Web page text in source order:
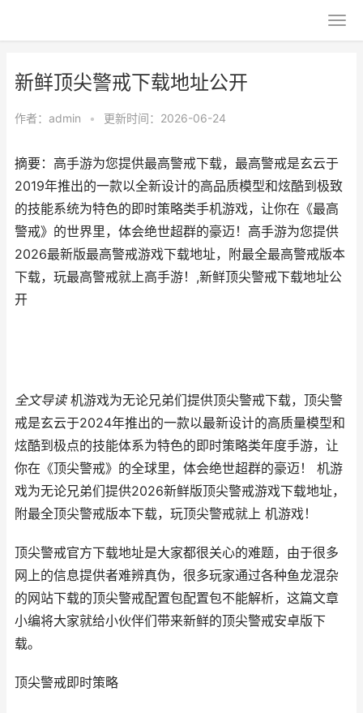
新鲜顶尖警戒下载地址公开
作者： admin • 更新时间：2026-06-24
摘要：高手游为您提供最高警戒下载，最高警戒是玄云于
2019年推出的一款以全新设计的高品质模型和炫酷到极致
的技能系统为特色的即时策略类手机游戏，让你在《最高
警戒》的世界里，体会绝世超群的豪迈！高手游为您提供
2026最新版最高警戒游戏下载地址，附最全最高警戒版本
下载，玩最高警戒就上高手游！,新鲜顶尖警戒下载地址公
开
全文导读机游戏为无论兄弟们提供顶尖警戒下载，顶尖警
戒是玄云于2024年推出的一款以最新设计的高质量模型和
炫酷到极点的技能体系为特色的即时策略类年度手游，让
你在《顶尖警戒》的全球里，体会绝世超群的豪迈！ 机游
戏为无论兄弟们提供2026新鲜版顶尖警戒游戏下载地址，
附最全顶尖警戒版本下载，玩顶尖警戒就上 机游戏！
顶尖警戒官方下载地址是大家都很关心的难题，由于很多
网上的信息提供者难辨真伪，很多玩家通过各种鱼龙混杂
的网站下载的顶尖警戒配置包配置包不能解析，这篇文章
小编将大家就给小伙伴们带来新鲜的顶尖警戒安卓版下
载。
顶尖警戒即时策略